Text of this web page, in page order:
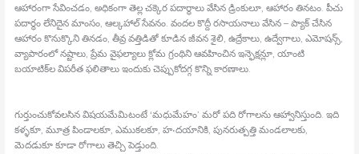
ఆహారంగా సేవించడం, అధికంగా తెల్ల చక్కెర పదార్థాలు వేసిన డ్రింకులూ, ఆహారం తినటం. పీచు
పదార్థం లేనిదైన మాంసం, ఆల్కహాల్‍ సేవనం. వందల కొద్దీ రసాయనాలు వేసిన – ప్యాక్‍ చేసిన
ఆహారం కొనుక్కొని తినడం, తీవ్ర వత్తిడితో కూడిన జీవన శైలి, ఉద్రేకాలు, ఉద్వేగాలు, ఎమోషన్స్,
వ్యాపారంలో నష్టాలు, ప్రేమ వైఫల్యాలు క్లోమ గ్రంథిని ఆవహించిన ఇన్ఫెక్షన్లూ, యాంటి
బయాటిక్‍ల విపరీత ఫలితాలు ఇందుకు చెప్పుకోదగ్గ కొన్ని కారణాలు.
గుర్తుంచుకోవలసిన విషయమేమిటంటే ‘మధుమేహం’ మరో పది రోగాలను ఆహ్వానిస్తుంది. ఇది
కళ్ళకూ, మూత్ర పిండాలకూ, ఎముకలకూ, హ•దయానికి, పునరుత్పత్తి మండలాలకు,
మెదడుకూ కూడా రోగాలు తెచ్చి పెడ్తుంది.